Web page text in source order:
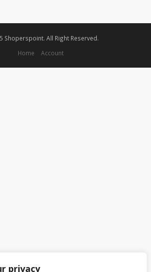
privacy
Shoperspoint. All Right Reserved.
Home
Account